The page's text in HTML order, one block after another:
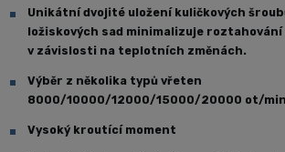
Unikátní dvojité uložení kuličkových
ložiskových sad minimalizuje
v závislosti na teplotních změnách.
Výběr z několika typů vřeten
8000/10000/12000/15000/20000 ot/min
Vysoký kroutící moment